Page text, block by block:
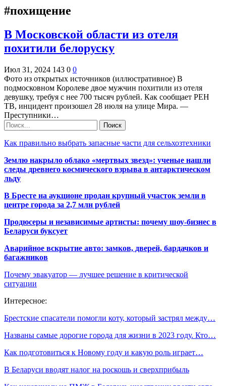
#похищение
В Московской области из отеля
похитили белоруску
Июл 31, 2024 143 0 0
Фото из открытых источников (иллюстративное) В
подмосковном Королеве двое мужчин похитили из отеля
девушку, требуя с нее 700 тысяч рублей. Как сообщает РЕН
ТВ, инцидент произошел 28 июля на улице Мира. —
Преступники…
Как правильно выбрать запасные части для сельхозтехники
Землю накрыло облако «мертвых звезд»: ученые нашли
следы древнего космического взрыва в антарктическом
льду
В Бресте на аукционе продан крупный участок земли в
центре города за 2,7 млн рублей
Продюсеры и независимые артисты: почему шоу-бизнес в
Беларуси буксует
Аварийное вскрытие авто: замков, дверей, бардачков и
багажников
Почему эвакуатор — лучшее решение в критической
ситуации
Интересное:
Брестские спасатели помогли коту, который застрял между…
Названы самые дорогие города для жизни в 2023 году. Кто…
Как подготовиться к Новому году и какую роль играет…
В Беларуси вводят налог на роскошь и сверхприбыль